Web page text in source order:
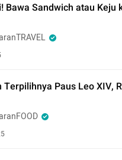
Bawa Sandwich atau Keju
Terpilihnya Paus Leo XIV,